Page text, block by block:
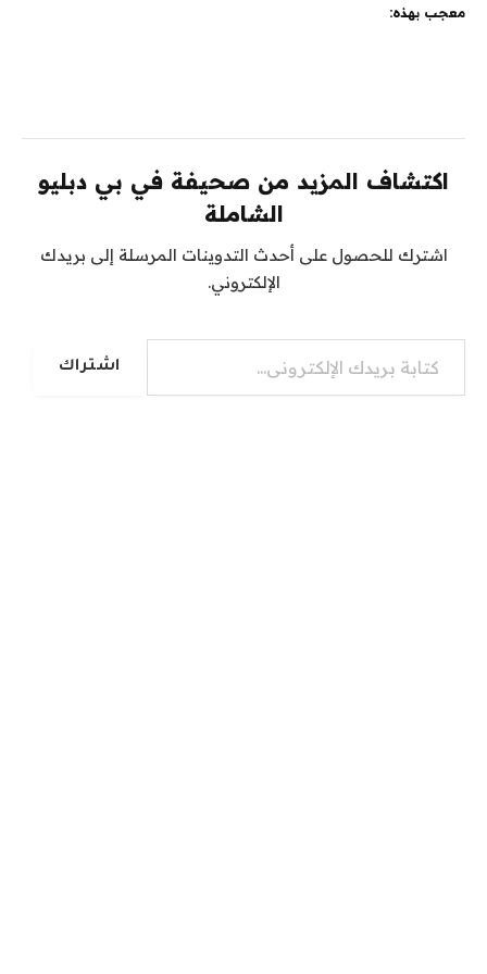
معجب بهذه:
اكتشاف المزيد من صحيفة في بي دبليو
الشاملة
اشترك للحصول على أحدث التدوينات المرسلة إلى بريدك
الإلكتروني.
كتابة بريدك الإلكتروني...
اشتراك